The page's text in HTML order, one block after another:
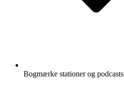
Bogmærke stationer og podcasts